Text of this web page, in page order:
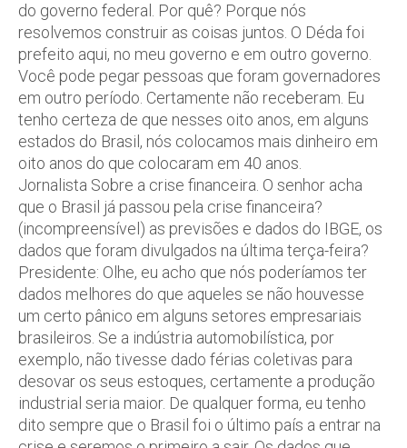
do governo federal. Por quê? Porque nós
resolvemos construir as coisas juntos. O Déda foi
prefeito aqui, no meu governo e em outro governo.
Você pode pegar pessoas que foram governadores
em outro período. Certamente não receberam. Eu
tenho certeza de que nesses oito anos, em alguns
estados do Brasil, nós colocamos mais dinheiro em
oito anos do que colocaram em 40 anos.
Jornalista Sobre a crise financeira. O senhor acha
que o Brasil já passou pela crise financeira?
(incompreensível) as previsões e dados do IBGE, os
dados que foram divulgados na última terça-feira?
Presidente: Olhe, eu acho que nós poderíamos ter
dados melhores do que aqueles se não houvesse
um certo pânico em alguns setores empresariais
brasileiros. Se a indústria automobilística, por
exemplo, não tivesse dado férias coletivas para
desovar os seus estoques, certamente a produção
industrial seria maior. De qualquer forma, eu tenho
dito sempre que o Brasil foi o último país a entrar na